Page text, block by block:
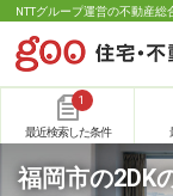
NTTグループ運営の不動産総
1
最近検索した条件
福岡市の2DK